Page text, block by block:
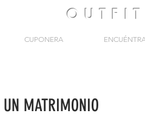
OUTFIT
CUPONERA
UN MATRIMONIO